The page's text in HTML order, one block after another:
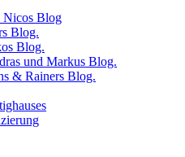
Nicos Blog
Blog.
Blog.
und Markus Blog.
& Rainers Blog.